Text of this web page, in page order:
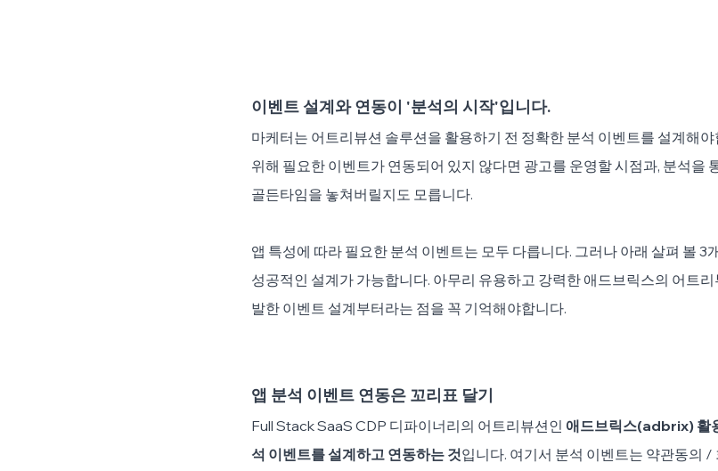
이벤트 설계와 연동이 '분석의 시작'입니다.
마케터는 어트리뷰션 솔루션을 활용하기 전 정확한 분석 이벤트를 설계해
위해 필요한 이벤트가 연동되어 있지 않다면 광고를 운영할 시점과, 분석을
골든타임을 놓쳐버릴지도 모릅니다.
앱 특성에 따라 필요한 분석 이벤트는 모두 다릅니다. 그러나 아래 살펴 볼 3
성공적인 설계가 가능합니다. 아무리 유용하고 강력한 애드브릭스의 어트
발한 이벤트 설계부터라는 점을 꼭 기억해야합니다.
앱 분석 이벤트 연동은 꼬리표 달기
Full Stack SaaS CDP 디파이너리의 어트리뷰션인 애드브릭스(adbrix) 활
석 이벤트를 설계하고 연동하는 것입니다. 여기서 분석 이벤트는 약관동의